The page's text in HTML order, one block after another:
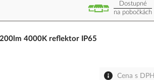
Dostupné
na pobočkách
4000K reflektor IP65
Cena s DPH